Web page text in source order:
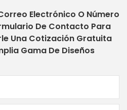
Electrónico O Número
De Contacto Para
Una Cotización Gratuita
Gama De Diseños